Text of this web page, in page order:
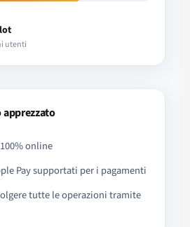
utenti
apprezzato
online
Pay supportati per i pagamenti
tutte le operazioni tramite